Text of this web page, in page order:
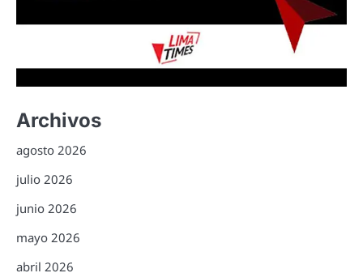
Archivos
agosto 2026
julio 2026
junio 2026
mayo 2026
abril 2026